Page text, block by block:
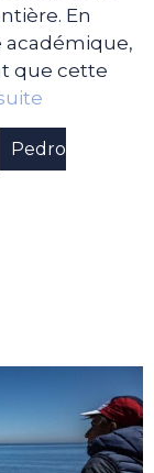
En
académique,
que cette
Pedro